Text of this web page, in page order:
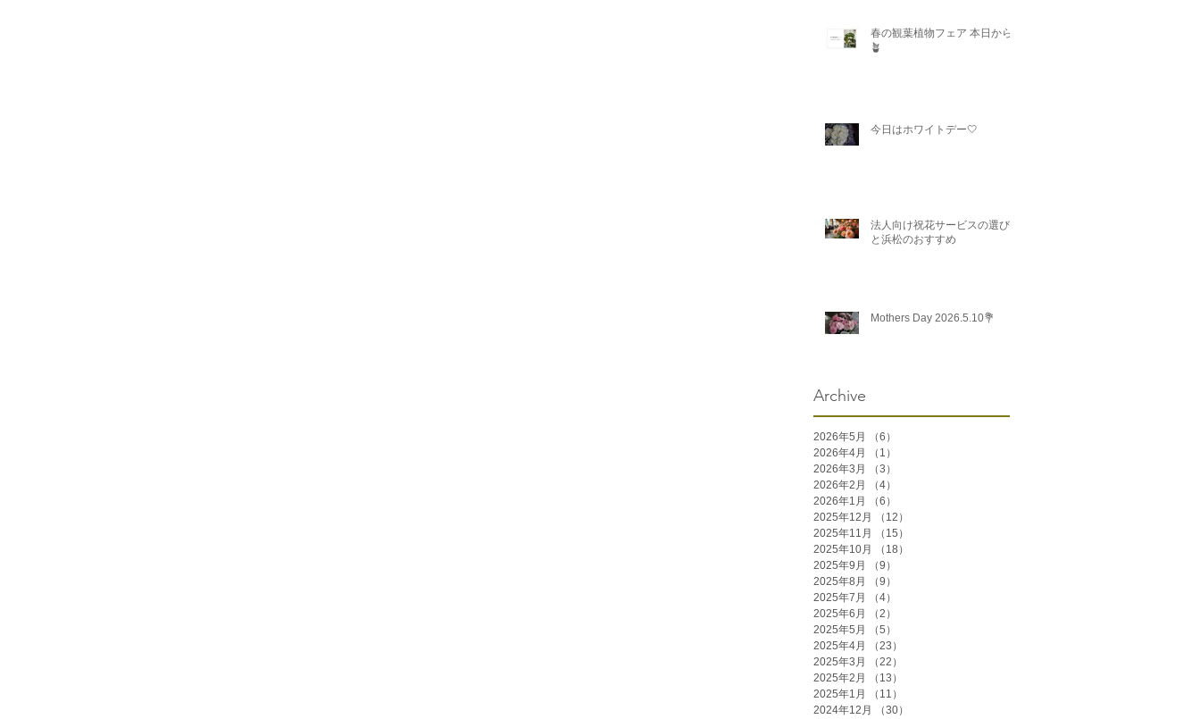
春の観葉植物フェア 本日から
🪴
今日はホワイトデー🤍
法人向け祝花サービスの選び方
と浜松のおすすめ
Mothers Day 2026.5.10💐
Archive
2026年5月 （6）
2026年4月
（1）
2026年3月
（3）
2026年2月
（4）
2026年1月
（6）
2025年12月
（12）
2025年11月
（15）
2025年10月
（18）
2025年9月
（9）
2025年8月
（9）
2025年7月
（4）
2025年6月
（2）
2025年5月
（5）
2025年4月
（23）
2025年3月
（22）
2025年2月
（13）
2025年1月
（11）
2024年12月
（30）